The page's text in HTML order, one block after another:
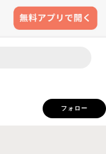
フォロー